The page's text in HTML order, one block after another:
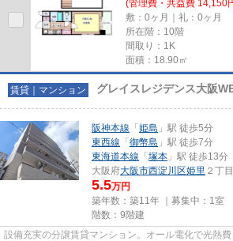
(管理費・共益費 14,150
敷：0ヶ月｜礼：0ヶ月
所在階：10階
間取り：1K
面積：18.90㎡
賃貸｜マンション グレイスレジデンス大阪
阪神本線 「 姫島 」駅 徒歩5分
東西線 「 御幣島 」駅 徒歩7分
東海道本線 「 塚本 」駅 徒歩13分
大阪府大阪市西淀川区姫里 ２丁目
5.5万円
築年数：築11年 ｜募集中： 1室
階数：9階建
設備充実の分譲賃貸マンション。オール電化で光熱費